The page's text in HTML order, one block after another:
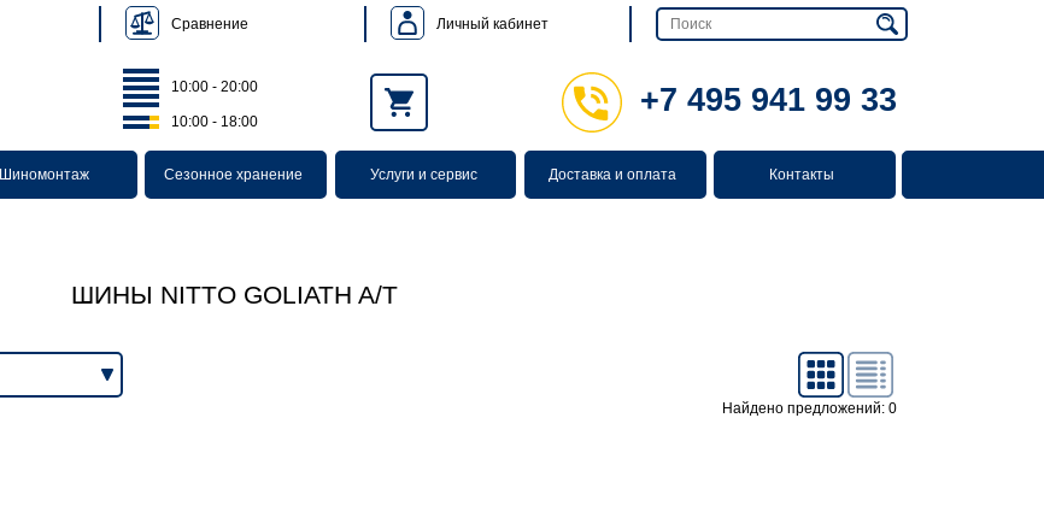
Сравнение Личный кабинет
10:00 - 20:00
10:00 - 18:00
+7 495 941 99 33
Шиномонтаж Сезонное хранение Услуги и сервис Доставка и оплата Контакты
ШИНЫ NITTO GOLIATH A/T
Найдено предложений: 0